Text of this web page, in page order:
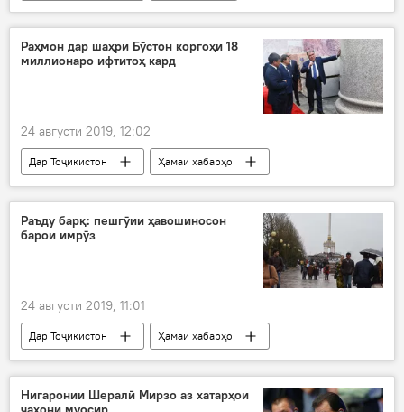
Раҳмон дар шаҳри Бӯстон коргоҳи 18
миллионаро ифтитоҳ кард
24 августи 2019, 12:02
Дар Тоҷикистон
Ҳамаи хабарҳо
Саноат
Суғд Эмомалӣ Раҳмон
Раъду барқ: пешгӯии ҳавошиносон
барои имрӯз
24 августи 2019, 11:01
Дар Тоҷикистон
Ҳамаи хабарҳо
Суғд
ВМКБ
пешгӯӣ
Хатлон
Нигаронии Шералӣ Мирзо аз хатарҳои